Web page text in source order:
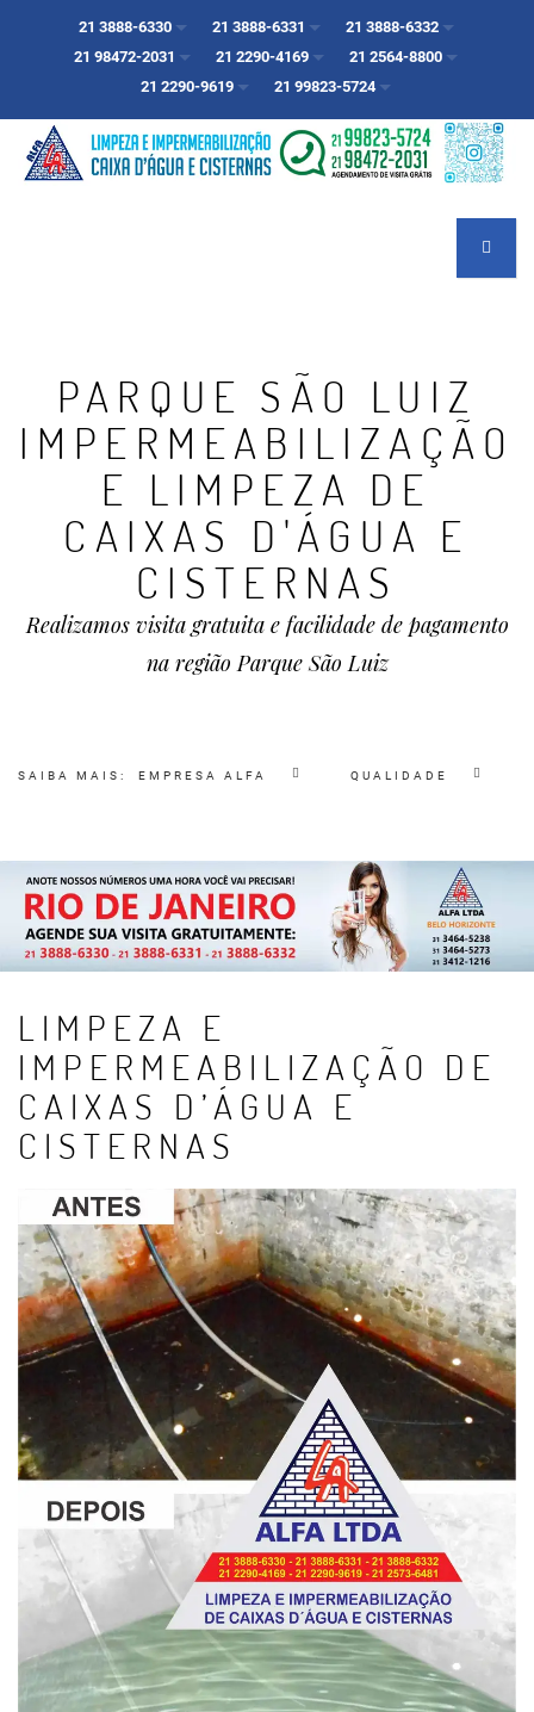
21 3888-6330 21 3888-6331
21 3888-6332
21 98472-2031
21 2290-4169
21 2564-8800
21 2290-9619
21 99823-5724
PARQUE SÃO LUIZ
IMPERMEABILIZAÇÃO
E LIMPEZA DE
CAIXAS D'ÁGUA E
CISTERNAS
Realizamos visita gratuita e facilidade de pagamento
na região Parque São Luiz
SAIBA MAIS: EMPRESA ALFA QUALIDADE
LIMPEZA E
IMPERMEABILIZAÇÃO DE
CAIXAS D’ÁGUA E
CISTERNAS